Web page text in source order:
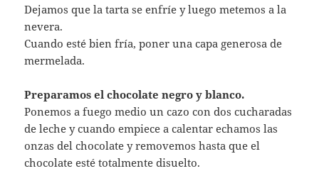
Dejamos que la tarta se enfríe y luego metemos a la
nevera.
Cuando esté bien fría, poner una capa generosa de
mermelada.
Preparamos el chocolate negro y blanco.
Ponemos a fuego medio un cazo con dos cucharadas
de leche y cuando empiece a calentar echamos las
onzas del chocolate y removemos hasta que el
chocolate esté totalmente disuelto.